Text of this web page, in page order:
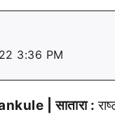
3:36 PM
| सातारा :